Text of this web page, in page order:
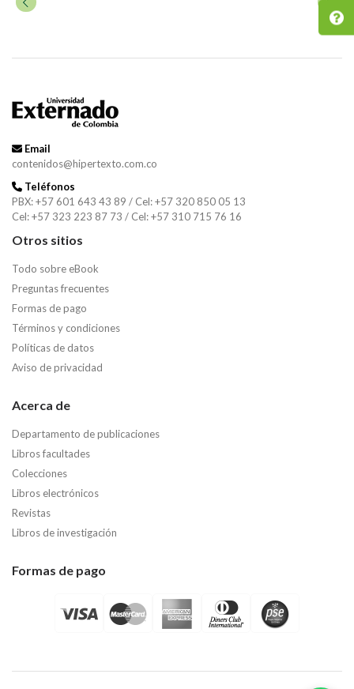
Email
contenidos@hipertexto.com.co
Teléfonos
PBX: +57 601 643 43 89 / Cel: +57 320 850 05 13
Cel: +57 323 223 87 73 / Cel: +57 310 715 76 16
Otros sitios
Todo sobre eBook
Preguntas frecuentes
Formas de pago
Términos y condiciones
Políticas de datos
Aviso de privacidad
Acerca de
Departamento de publicaciones
Libros facultades
Colecciones
Libros electrónicos
Revistas
Libros de investigación
Formas de pago